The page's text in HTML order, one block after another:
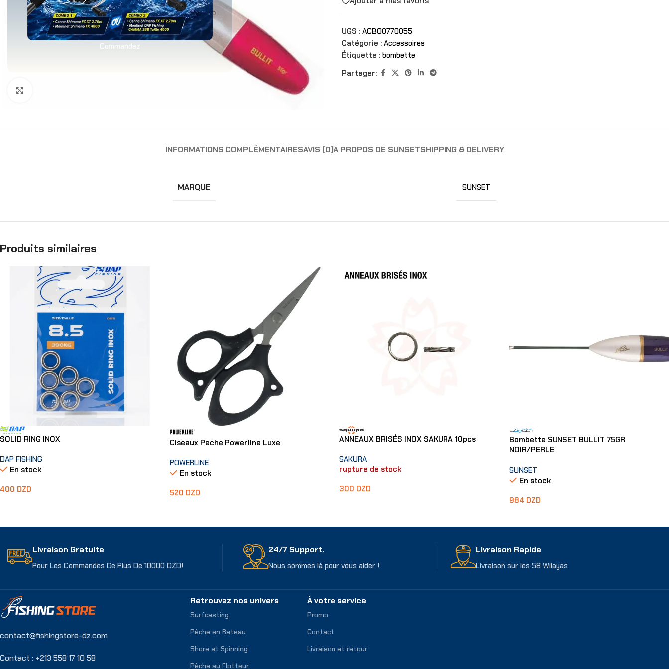
Commandez
UGS : ACBO0770055
Catégorie : Accessoires
Étiquette : bombette
Partager:
INFORMATIONS COMPLÉMENTAIRESAVIS (0)A PROPOS DE SUNSETSHIPPING & DELIVERY
MARQUE SUNSET
Produits similaires
SOLID RING INOX
DAP FISHING
En stock
400 DZD
Ciseaux Peche Powerline Luxe
POWERLINE
En stock
520 DZD
ANNEAUX BRISÉS INOX SAKURA 10pcs
SAKURA
rupture de stock
300 DZD
Bombette SUNSET BULLIT 75GR
NOIR/PERLE
SUNSET
En stock
984 DZD
Livraison Gratuite
Pour Les Commandes De Plus De 10000 DZD!
24/7 Support.
Nous sommes là pour vous aider !
Livraison Rapide
Livraison sur les 58 Wilayas
contact@fishingstore-dz.com
Contact : +213 558 17 10 58
Retrouvez nos univers
Surfcasting
Pêche en Bateau
Shore et Spinning
Pêche au Flotteur
À votre service
Promo
Contact
Livraison et retour